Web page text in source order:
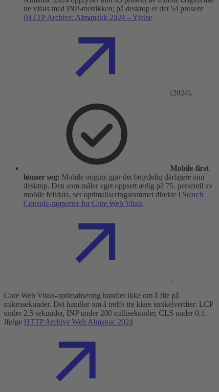
tre vitals med INP-metrikken; på desktop er det 54 prosent
(HTTP Archive: Almanakk 2024 – Ytelse
(2024).
Mobile-first
lønner seg: Mobile origins gjør det betydelig dårligere enn
desktop. Den som måler eget oppsett ærlig på 75. persentil av
mobile feltdata, ser optimaliseringsrommet direkte i Search
Console-rapporter for Core Web Vitals
.
Core Web Vitals-optimalisering handler ikke om å file på
mikrosekunder. Det handler om å treffe tre klare terskelverdier: LCP
under 2,5 sekunder, INP under 200 millisekunder, CLS under 0,1.
Ifølge HTTP Archive Web Almanac 2024